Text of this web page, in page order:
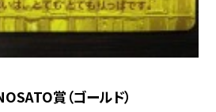
賞（ゴールド）